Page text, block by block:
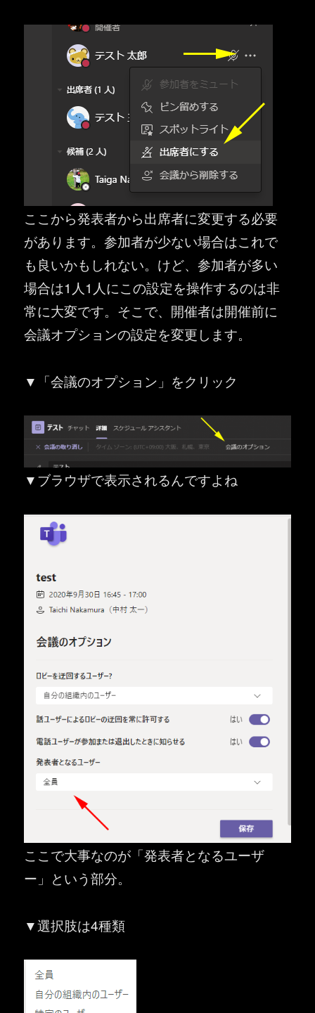
ここから発表者から出席者に変更する必要
があります。参加者が少ない場合はこれで
も良いかもしれない。けど、参加者が多い
場合は1人1人にこの設定を操作するのは非
常に大変です。そこで、開催者は開催前に
会議オプションの設定を変更します。
▼「会議のオプション」をクリック
▼ブラウザで表示されるんですよね
ここで大事なのが「発表者となるユーザ
ー」という部分。
▼選択肢は4種類